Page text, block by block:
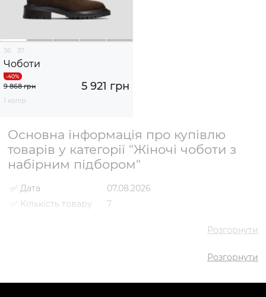
36 37
Чоботи
5 921 грн
9 868 грн
1 колір
Основна інформація про купівлю
товарів у категорії "Жіночі чоботи з
набірним підбором"
✅ Дата
07.08.2026
✅ Кількість товару
7
✅
Розгорнути
Розгорнути